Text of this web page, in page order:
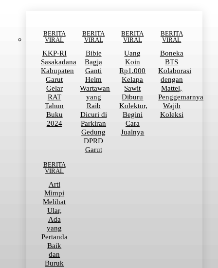
BERITA
VIRAL
KKP-RI
Sasakadana
Kabupaten
Garut
Gelar
RAT
Tahun
Buku
2024
BERITA
VIRAL
Bibie
Bagja
Ganti
Helm
Wartawan
yang
Raib
Dicuri di
Parkiran
Gedung
DPRD
Garut
BERITA
VIRAL
Uang
Koin
Rp1.000
Kelapa
Sawit
Diburu
Kolektor,
Begini
Cara
Jualnya
BERITA
VIRAL
Boneka
BTS
Kolaborasi
dengan
Mattel,
Penggemarnya
Wajib
Koleksi
BERITA
VIRAL
Arti
Mimpi
Melihat
Ular,
Ada
yang
Pertanda
Baik
dan
Buruk